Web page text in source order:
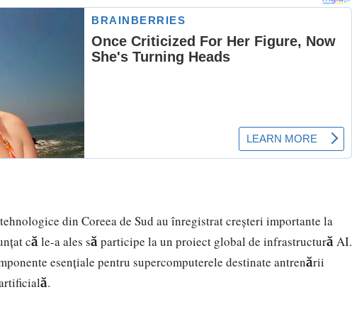
din Coreea de Sud au înregistrat creșteri importante la
că le-a ales să participe la un proiect global de infrastructură AI.
esențiale pentru supercomputerele destinate antrenării